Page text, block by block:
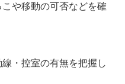
や移動の可否などを確
・控室の有無を把握し